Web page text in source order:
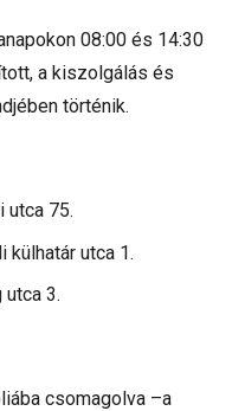
08:00 és 14:30
a kiszolgálás és
történik.
utca 75.
külhatár utca 1.
3.
csomagolva –a